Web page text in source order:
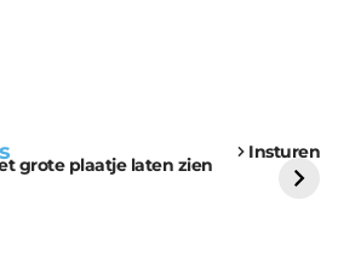
Insturen
grote plaatje laten zien
uitdaging